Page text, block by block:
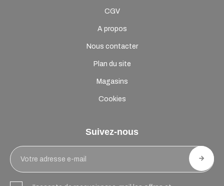
CGV
A propos
Nous contacter
Plan du site
Magasins
Cookies
Suivez-nous